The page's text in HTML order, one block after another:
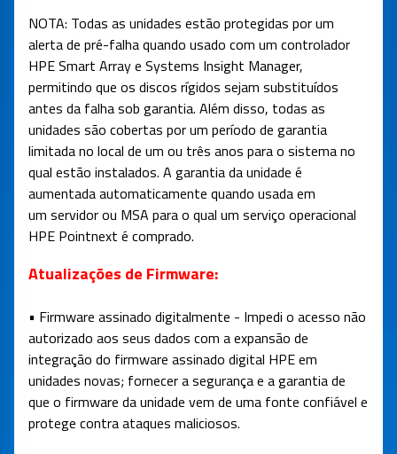
NOTA: Todas as unidades estão protegidas por um
alerta de pré-falha quando usado com um controlador
HPE Smart Array e Systems Insight Manager,
permitindo que os discos rígidos sejam substituídos
antes da falha sob garantia. Além disso, todas as
unidades são cobertas por um período de garantia
limitada no local de um ou três anos para o sistema no
qual estão instalados. A garantia da unidade é
aumentada automaticamente quando usada em
um servidor ou MSA para o qual um serviço operacional
HPE Pointnext é comprado.
Atualizações de Firmware:
• Firmware assinado digitalmente - Impedi o acesso não
autorizado aos seus dados com a expansão de
integração do firmware assinado digital HPE em
unidades novas; fornecer a segurança e a garantia de
que o firmware da unidade vem de uma fonte confiável e
protege contra ataques maliciosos.